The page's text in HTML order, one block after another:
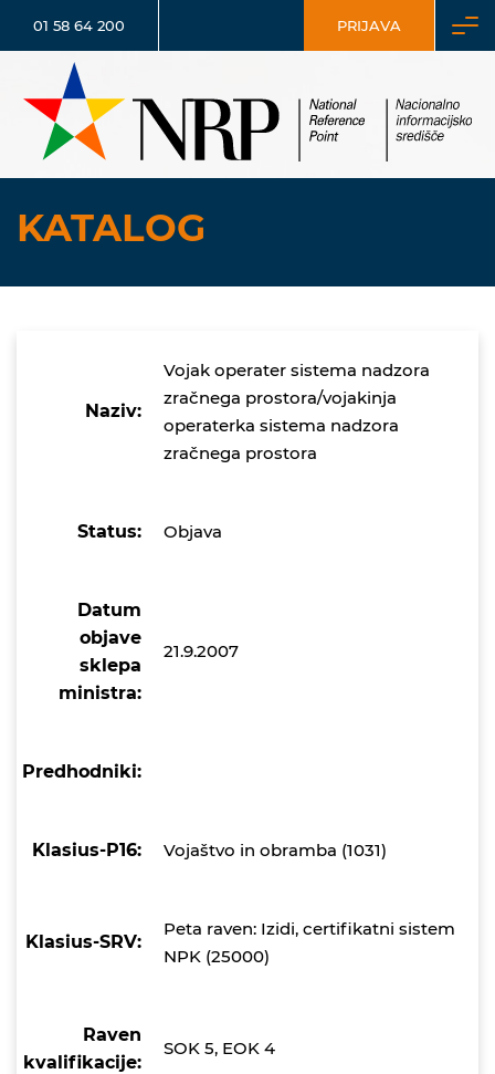
01 58 64 200 PRIJAVA
KATALOG
Naziv:
Vojak operater sistema nadzora
zračnega prostora/vojakinja
operaterka sistema nadzora
zračnega prostora
Status: Objava
Datum
objave
sklepa
ministra:
21.9.2007
Predhodniki:
Klasius-P16: Vojaštvo in obramba (1031)
Klasius-SRV:
Peta raven: Izidi, certifikatni sistem
NPK (25000)
Raven
kvalifikacije:
SOK 5, EOK 4